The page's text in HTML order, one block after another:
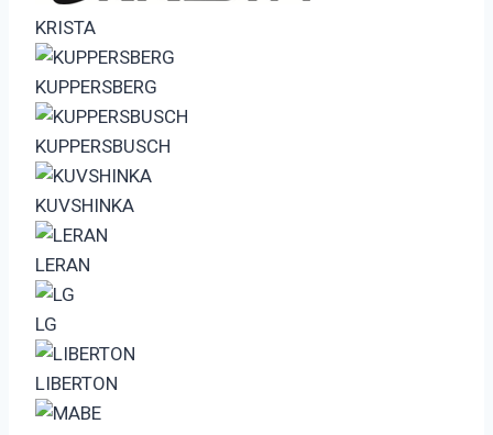
KRISTA
KUPPERSBERG
KUPPERSBUSCH
KUVSHINKA
LERAN
LG
LIBERTON